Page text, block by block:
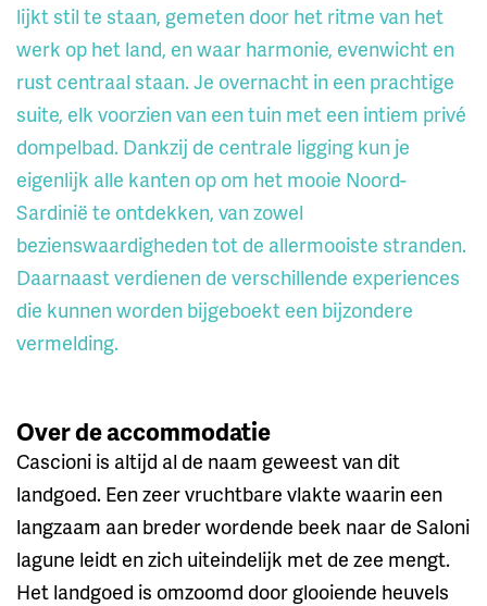
lijkt stil te staan, gemeten door het ritme van het
werk op het land, en waar harmonie, evenwicht en
rust centraal staan. Je overnacht in een prachtige
suite, elk voorzien van een tuin met een intiem privé
dompelbad. Dankzij de centrale ligging kun je
eigenlijk alle kanten op om het mooie Noord-
Sardinië te ontdekken, van zowel
bezienswaardigheden tot de allermooiste stranden.
Daarnaast verdienen de verschillende experiences
die kunnen worden bijgeboekt een bijzondere
vermelding.
Over de accommodatie
Cascioni is altijd al de naam geweest van dit
landgoed. Een zeer vruchtbare vlakte waarin een
langzaam aan breder wordende beek naar de Saloni
lagune leidt en zich uiteindelijk met de zee mengt.
Het landgoed is omzoomd door glooiende heuvels